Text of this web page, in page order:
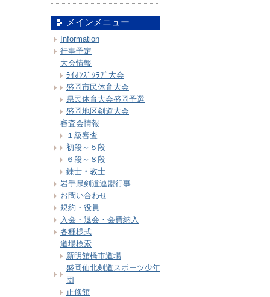
メインメニュー
Information
行事予定
大会情報
ﾗｲｵﾝｽﾞｸﾗﾌﾞ大会
盛岡市民体育大会
県民体育大会盛岡予選
盛岡地区剣道大会
審査会情報
１級審査
初段～５段
６段～８段
錬士・教士
岩手県剣道連盟行事
お問い合わせ
規約・役員
入会・退会・会費納入
各種様式
道場検索
新明館橋市道場
盛岡仙北剣道スポーツ少年
団
正修館